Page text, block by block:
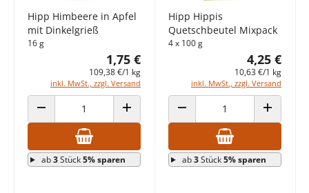
Hipp Himbeere in Apfel
mit Dinkelgrieß
16 g
1,75 €
109,38 €/1 kg
inkl. MwSt., zzgl. Versand
ANZAHL VERRINGERN ANZAHL ERHÖHEN
ab3Stück5% sparen
Hipp Hippis
Quetschbeutel Mixpack
4 x 100 g
4,25 €
10,63 €/1 kg
inkl. MwSt., zzgl. Versand
ANZAHL VERRINGERN ANZAHL
ab3Stück5% sparen